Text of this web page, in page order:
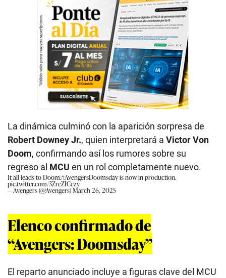
La dinámica culminó con la aparición sorpresa de
Robert Downey Jr., quien interpretará a Victor Von
Doom, confirmando así los rumores sobre su
regreso al MCU en un rol completamente nuevo.
It all leads to Doom.#AvengersDoomsdayis now in production.
pic.twitter.com/3ZreZICczy
— Avengers (@Avengers)March 26, 2025
Elenco confirmado de
“Avengers: Doomsday”
El reparto anunciado incluye a figuras clave del MCU